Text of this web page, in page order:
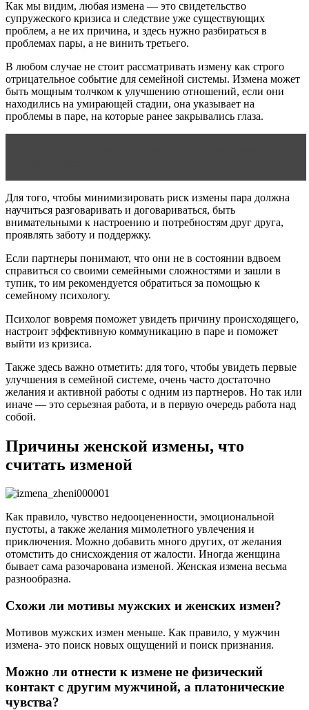
Как мы видим, любая измена — это свидетельство
супружеского кризиса и следствие уже существующих
проблем, а не их причина, и здесь нужно разбираться в
проблемах пары, а не винить третьего.
В любом случае не стоит рассматривать измену как строго
отрицательное событие для семейной системы. Измена может
быть мощным толчком к улучшению отношений, если они
находились на умирающей стадии, она указывает на
проблемы в паре, на которые ранее закрывались глаза.
Для того, чтобы минимизировать риск измены пара должна
научиться разговаривать и договариваться, быть
внимательными к настроению и потребностям друг друга,
проявлять заботу и поддержку.
Если партнеры понимают, что они не в состоянии вдвоем
справиться со своими семейными сложностями и зашли в
тупик, то им рекомендуется обратиться за помощью к
семейному психологу.
Психолог вовремя поможет увидеть причину происходящего,
настроит эффективную коммуникацию в паре и поможет
выйти из кризиса.
Также здесь важно отметить: для того, чтобы увидеть первые
улучшения в семейной системе, очень часто достаточно
желания и активной работы с одним из партнеров. Но так или
иначе — это серьезная работа, и в первую очередь работа над
собой.
Причины женской измены, что
считать изменой
Как правило, чувство недооцененности, эмоциональной
пустоты, а также желания мимолетного увлечения и
приключения. Можно добавить много других, от желания
отомстить до снисхождения от жалости. Иногда женщина
бывает сама разочарована изменой. Женская измена весьма
разнообразна.
Схожи ли мотивы мужских и женских измен?
Мотивов мужских измен меньше. Как правило, у мужчин
измена- это поиск новых ощущений и поиск признания.
Можно ли отнести к измене не физический
контакт с другим мужчиной, а платонические
чувства?